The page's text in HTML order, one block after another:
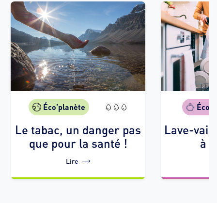
Éco’planète
Le tabac, un danger pas
que pour la santé !
Lire
Lave-
à